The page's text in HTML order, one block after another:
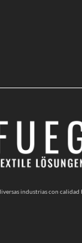
industrias con calidad